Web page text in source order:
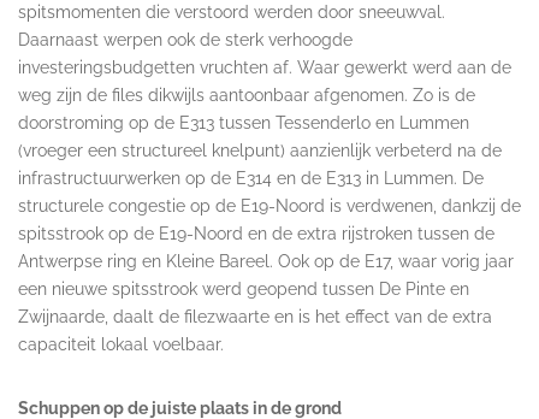
spitsmomenten die verstoord werden door sneeuwval.
Daarnaast werpen ook de sterk verhoogde
investeringsbudgetten vruchten af. Waar gewerkt werd aan de
weg zijn de files dikwijls aantoonbaar afgenomen. Zo is de
doorstroming op de E313 tussen Tessenderlo en Lummen
(vroeger een structureel knelpunt) aanzienlijk verbeterd na de
infrastructuurwerken op de E314 en de E313 in Lummen. De
structurele congestie op de E19-Noord is verdwenen, dankzij de
spitsstrook op de E19-Noord en de extra rijstroken tussen de
Antwerpse ring en Kleine Bareel. Ook op de E17, waar vorig jaar
een nieuwe spitsstrook werd geopend tussen De Pinte en
Zwijnaarde, daalt de filezwaarte en is het effect van de extra
capaciteit lokaal voelbaar.
Schuppenop de juiste plaats in de grond